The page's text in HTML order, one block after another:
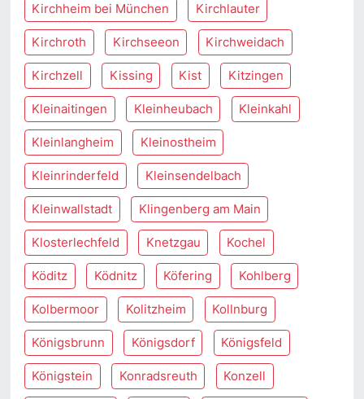
Kirchheim bei München Kirchlauter
Kirchroth Kirchseeon Kirchweidach
Kirchzell Kissing Kist Kitzingen
Kleinaitingen Kleinheubach Kleinkahl
Kleinlangheim Kleinostheim
Kleinrinderfeld Kleinsendelbach
Kleinwallstadt Klingenberg am Main
Klosterlechfeld Knetzgau Kochel
Köditz Ködnitz Köfering Kohlberg
Kolbermoor Kolitzheim Kollnburg
Königsbrunn Königsdorf Königsfeld
Königstein Konradsreuth Konzell